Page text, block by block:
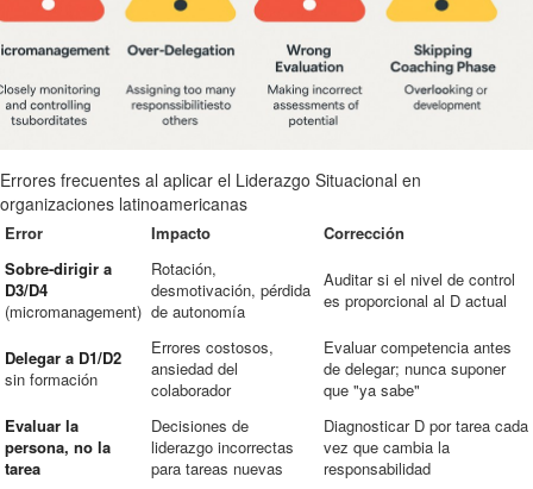
Errores frecuentes al aplicar el Liderazgo Situacional en
organizaciones latinoamericanas
Error Impacto
Corrección
Sobre-dirigir a
D3/D4
(micromanagement)
Rotación,
desmotivación, pérdida
de autonomía
Auditar si el nivel de control
es proporcional al D actual
Delegar a D1/D2
sin formación
Errores costosos,
ansiedad del
colaborador
Evaluar competencia antes
de delegar; nunca suponer
que "ya sabe"
Evaluar la
persona, no la
tarea
Decisiones de
liderazgo incorrectas
para tareas nuevas
Diagnosticar D por tarea cada
vez que cambia la
responsabilidad